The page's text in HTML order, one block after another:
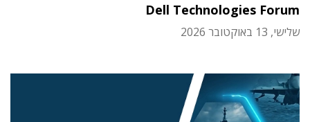
Dell Technologies Forum
שלישי, 13 באוקטובר 2026